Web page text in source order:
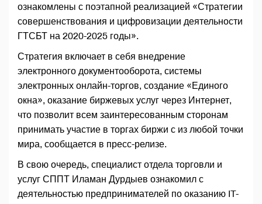
ознакомлены с поэтапной реализацией «Стратегии
совершенствования и цифровизации деятельности
ГТСБТ на 2020-2025 годы».
Стратегия включает в себя внедрение
электронного документооборота, системы
электронных онлайн-торгов, создание «Единого
окна», оказание биржевых услуг через Интернет,
что позволит всем заинтересованным сторонам
принимать участие в торгах биржи с из любой точки
мира, сообщается в пресс-релизе.
В свою очередь, специалист отдела торговли и
услуг СППТ Иламан Дурдыев ознакомил с
деятельностью предпринимателей по оказанию IT-